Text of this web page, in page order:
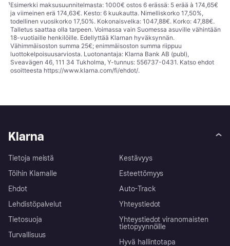
¹Esimerkki maksusuunnitelmasta: 1000€ ostos 6 erässä: 5 erää à 174,65€
ja viimeinen erä 174,63€. Kesto: 6 kuukautta. Nimelliskorko 17,50%,
todellinen vuosikorko 17,50%. Kokonaisvelka: 1047,88€. Korko: 47,88€.
Talletus saattaa olla tarpeen. Voimassa vain Suomessa asuville vähintään
18-vuotiaille henkilöille. Edellyttää Klarnan hyväksynnän.
Vähimmäisoston summa 25€; enimmäisoston summa riippuu
luottokelpoisuusarviosta. Luotonantaja: Klarna Bank AB (publ),
Sveavägen 46, 111 34 Tukholma, Y-tunnus: 556737-0431. Katso ehdot
osoitteesta https://www.klarna.com/fi/ehdot/.
Klarna
Tietoja meistä
Töihin Klarnalle
Ehdot
Lehdistöpalvelut
Tietosuoja
Turvallisuus
Kestävyys
Esteettömyys
Auto-Track
Yhteystiedot
Yhteystiedot viranomaisten
tietopyynnöille
Hyvä hallintotapa